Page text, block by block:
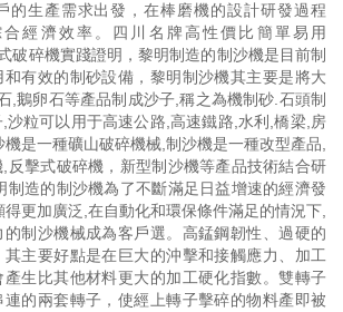
的生產需求出發，在棒磨機的設計研發過程
經濟效率。四川名牌高性價比簡單易用
破碎機實踐證明，黎明制造的制沙機是目前制
有效的制砂設備，黎明制沙機其主要是將大
,鵝卵石等產品制成沙子,稱之為機制砂.石頭制
沙粒可以用于高速公路,高速鐵路,水利,橋梁,房
是一種礦山破碎機械,制沙機是一種改型產品,
反擊式破碎機，新型制沙機等產品技術結合研
制造的制沙機為了不斷滿足日益增速的經濟發
更加廣泛,在自動化和環保條件滿足的情況下,
制沙機械成為客戶選。高錳鋼韌性、過硬的
主要好點是在巨大的沖擊和接觸應力、加工
生比其他材料更大的加工硬化指數。雙轉子
連的兩套轉子，使經上轉子擊碎的物料產即被